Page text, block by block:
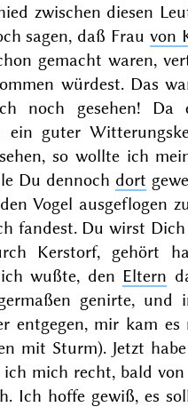
zwischen diesen
sagen, daß Frauvon
gemacht waren,
würdest. Das
noch gesehen!
ein guter
so wollte ich
Du dennoch dort
Vogel ausgeflogen
fandest. Du wirst
Kerstorf, gehört
wußte, den Eltern
genirte, und
entgegen, mir kam
mit Sturm). Jetzt
ich mich recht, bald
Ich hoffe gewiß, es